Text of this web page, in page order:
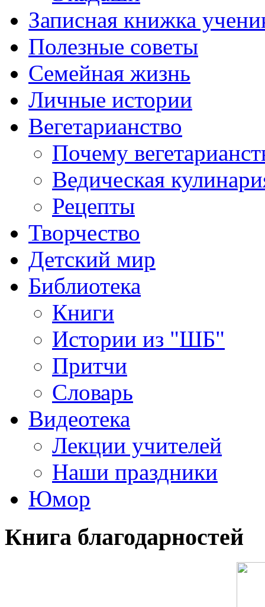
Записная книжка
Полезные советы
Семейная жизнь
Личные истории
Вегетарианство
Почему
Ведическая
Рецепты
Творчество
Детский мир
Библиотека
Книги
Истории из "ШБ"
Притчи
Словарь
Видеотека
Лекции учителей
Наши праздники
Юмор
Книга благодарностей